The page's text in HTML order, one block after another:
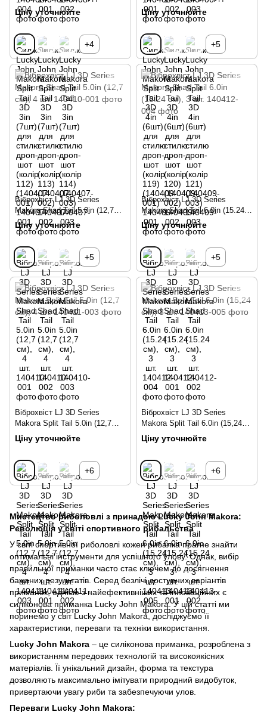
стилю дроп-шот (колір 112)
(140407-001)
Ціну уточнюйте
+4
стилю дроп-шот (колір 119)
(140409-001)
Ціну уточнюйте
+5
Віброхвіст LJ 3D Series
Makora Shad Tail 5.0in (12,7
см), 4 шт., 001, 001
Ціну уточнюйте
+5
Віброхвіст LJ 3D Series
Makora Shad Tail 6.0in (15.24
см), 3 шт., 004, 004
Ціну уточнюйте
+5
Віброхвіст LJ 3D Series
Makora Split Tail 5.0in (12,7
см), 4 шт., 003, 003
Ціну уточнюйте
+6
Віброхвіст LJ 3D Series
Makora Split Tail 6.0in (15,24
см), 3 шт., 005, 005
Ціну уточнюйте
+6
Мистецтво риболовлі з принадою Lucky John Makora:
Революція у світі спортивного рибальства
У світі спортивної риболовлі кожен рибалка прагне знайти
оптимальні інструменти для успішного улову. Однак, вибір
правильної приманки часто стає ключем до досягнення
бажаних результатів. Серед безлічі доступних варіантів
приманок, однією з найефективніших та інноваційних є
силіконова приманка Lucky John Makora. У цій статті ми
поринемо у світ Lucky John Makora, досліджуємо її
характеристики, переваги та техніки використання.
L ucky John Makora – це силіконова приманка, розроблена з
використанням передових технологій та високоякісних
матеріалів. Її унікальний дизайн, форма та текстура
дозволяють максимально імітувати природний видобуток,
привертаючи увагу риби та забезпечуючи улов.
Переваги Lucky John Makora: